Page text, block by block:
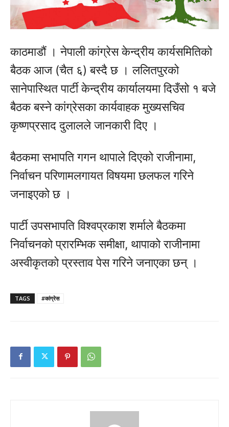
काठमाडौं । नेपाली कांग्रेस केन्द्रीय कार्यसमितिको
बैठक आज (चैत ६) बस्दै छ । ललितपुरको
सानेपास्थित पार्टी केन्द्रीय कार्यालयमा दिउँसो १ बजे
बैठक बस्ने कांग्रेसका कार्यवाहक मुख्यसचिव
कृष्णप्रसाद दुलालले जानकारी दिए ।
बैठकमा सभापति गगन थापाले दिएको राजीनामा,
निर्वाचन परिणामलगायत विषयमा छलफल गरिने
जनाइएको छ ।
पार्टी उपसभापति विश्वप्रकाश शर्माले बैठकमा
निर्वाचनको प्रारम्भिक समीक्षा, थापाको राजीनामा
अस्वीकृतको प्रस्ताव पेस गरिने जनाएका छन् ।
TAGS #कांग्रेस